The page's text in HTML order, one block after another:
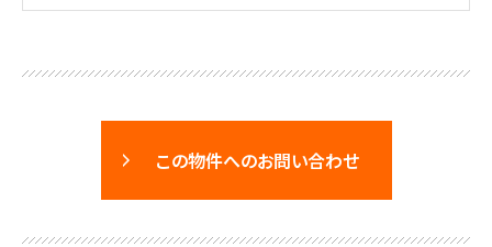
この物件へのお問い合わせ